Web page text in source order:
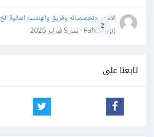
2
الاسهم وتخصصاته وفريق والهندسة المالية الخ
Fahd Ggg · نشر
9 فبراير 2025
تابعنا على